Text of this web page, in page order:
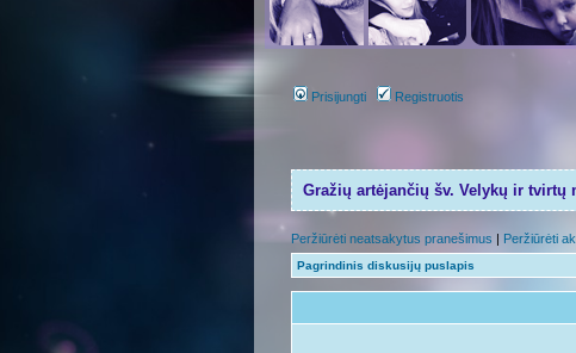
Prisijungti Registruotis
Gražių artėjančių šv. Velykų ir tvirtų
Peržiūrėti neatsakytus pranešimus | Peržiūrėti
Pagrindinis diskusijų puslapis